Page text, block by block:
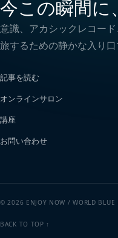
今この瞬間に
意識、アカシックレコー
旅するための静かな入り口
記事を読む
オンラインサロン
講座
お問い合わせ
© 2026 ENJOY NOW / WORLD BLUE
BACK TO TOP ↑